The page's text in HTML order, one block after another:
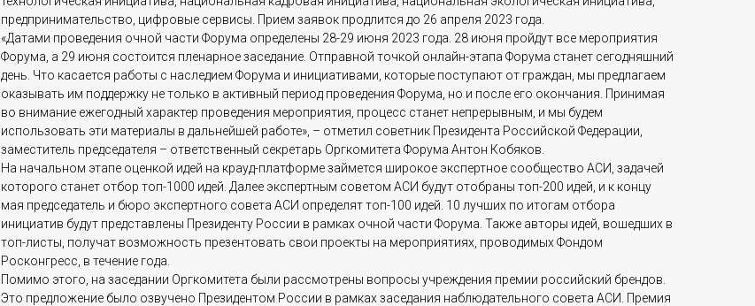
предпринимательство, цифровые сервисы. Прием заявок продлится до 26 апреля 2023 года.
«Датами проведения очной части Форума определены 28-29 июня 2023 года. 28 июня пройдут все мероприятия
Форума, а 29 июня состоится пленарное заседание. Отправной точкой онлайн-этапа Форума станет сегодняшний
день. Что касается работы с наследием Форума и инициативами, которые поступают от граждан, мы предлагаем
оказывать им поддержку не только в активный период проведения Форума, но и после его окончания. Принимая
во внимание ежегодный характер проведения мероприятия, процесс станет непрерывным, и мы будем
использовать эти материалы в дальнейшей работе», – отметил советник Президента Российской Федерации,
заместитель председателя – ответственный секретарь Оргкомитета Форума Антон Кобяков.
На начальном этапе оценкой идей на крауд-платформе займется широкое экспертное сообщество АСИ, задачей
которого станет отбор топ-1000 идей. Далее экспертным советом АСИ будут отобраны топ-200 идей, и к концу
мая председатель и бюро экспертного совета АСИ определят топ-100 идей. 10 лучших по итогам отбора
инициатив будут представлены Президенту России в рамках очной части Форума. Также авторы идей, вошедших в
топ-листы, получат возможность презентовать свои проекты на мероприятиях, проводимых Фондом
Росконгресс, в течение года.
Помимо этого, на заседании Оргкомитета были рассмотрены вопросы учреждения премии российский брендов.
Это предложение было озвучено Президентом России в рамках заседания наблюдательного совета АСИ. Премия